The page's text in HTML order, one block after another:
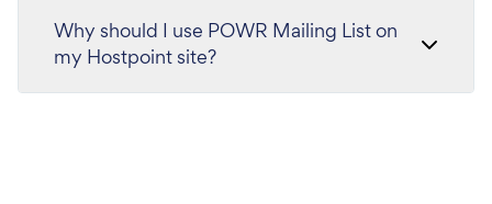
Why should I use POWR Mailing List on
my Hostpoint site?